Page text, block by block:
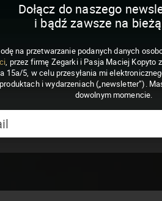
Dołącz do naszego
i bądź zawsze na
na przetwarzanie podanych danych
, przez firmę Zegarki i Pasja Maciej Kopyto
15a/5, w celu przesyłania mi
i wydarzeniach („newsletter”).
dowolnym momencie.